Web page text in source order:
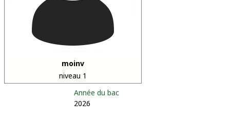
moinv
niveau 1
Année du bac
2026